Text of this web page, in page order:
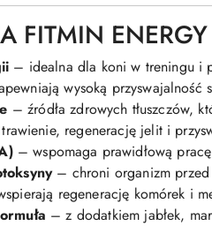
FITMIN
– idealna dla koni w treningu i
wysoką przyswajalność
– źródła zdrowych tłuszczów,
regenerację jelit i
– wspomaga prawidłową
– chroni organizm przed
regenerację komórek i
– z dodatkiem jabłek,